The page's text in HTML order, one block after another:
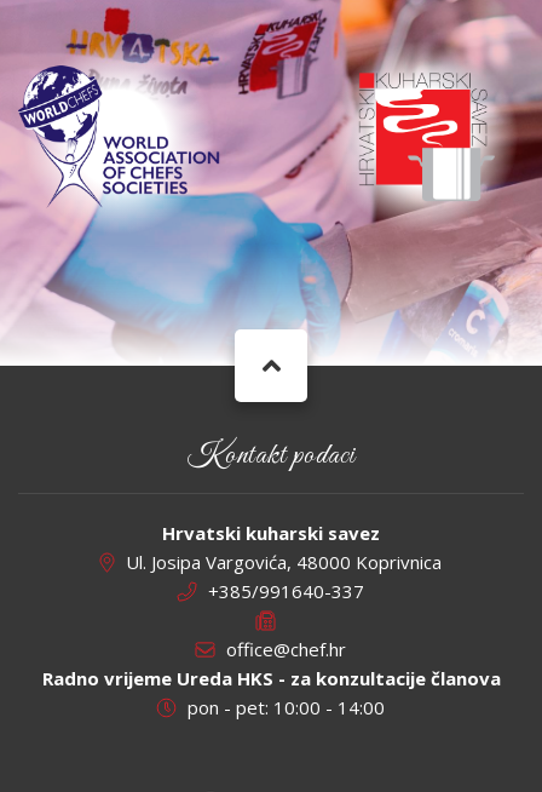
Kontakt podaci
Hrvatski kuharski savez
Ul. Josipa Vargovića, 48000 Koprivnica
+385/991640-337
office@chef.hr
Radno vrijeme Ureda HKS - za konzultacije članova
pon - pet: 10:00 - 14:00